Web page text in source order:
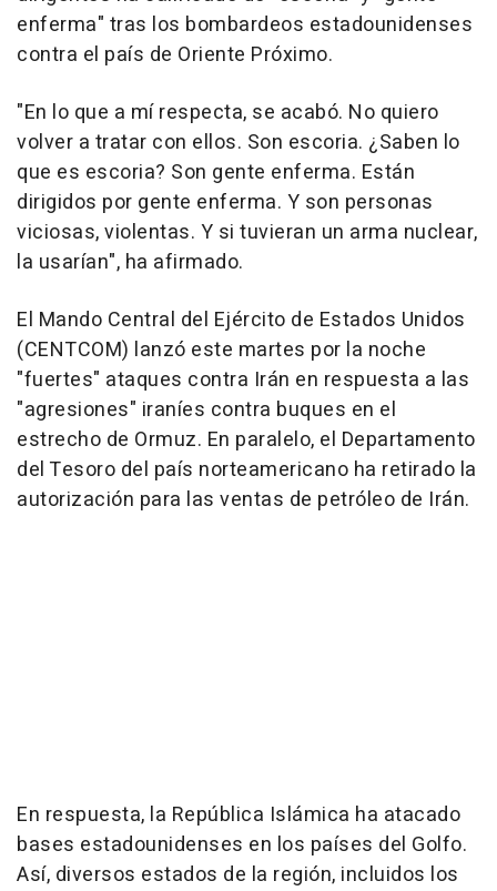
enferma" tras los bombardeos estadounidenses
contra el país de Oriente Próximo.
"En lo que a mí respecta, se acabó. No quiero
volver a tratar con ellos. Son escoria. ¿Saben lo
que es escoria? Son gente enferma. Están
dirigidos por gente enferma. Y son personas
viciosas, violentas. Y si tuvieran un arma nuclear,
la usarían", ha afirmado.
El Mando Central del Ejército de Estados Unidos
(CENTCOM) lanzó este martes por la noche
"fuertes" ataques contra Irán en respuesta a las
"agresiones" iraníes contra buques en el
estrecho de Ormuz. En paralelo, el Departamento
del Tesoro del país norteamericano ha retirado la
autorización para las ventas de petróleo de Irán.
En respuesta, la República Islámica ha atacado
bases estadounidenses en los países del Golfo.
Así, diversos estados de la región, incluidos los